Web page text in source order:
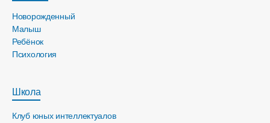
Новорожденный
Малыш
Ребёнок
Психология
Школа
Клуб юных интеллектуалов